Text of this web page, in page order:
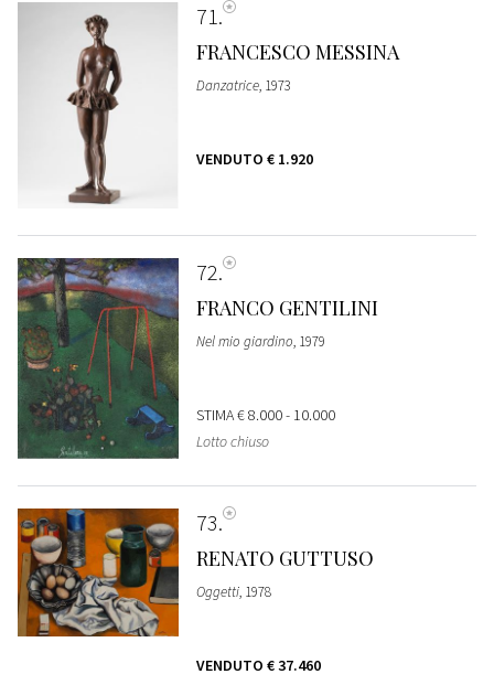
71
FRANCESCO MESSINA
Danzatrice, 1973
VENDUTO € 1.920
72
FRANCO GENTILINI
Nel mio giardino, 1979
STIMA€ 8.000 - 10.000
Lotto chiuso
73
RENATO GUTTUSO
Oggetti, 1978
VENDUTO € 37.460